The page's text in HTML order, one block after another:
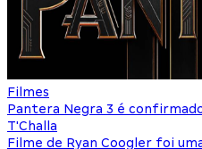
Filmes
Pantera Negra 3 é
T'Challa
Filme de Ryan Coogler foi